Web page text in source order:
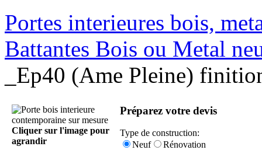
Portes interieures bois,
Battantes Bois ou Metal
_Ep40 (Ame Pleine)
Cliquer sur l'image pour
agrandir
Préparez votre devis
Type de construction:
Neuf
Rénovation